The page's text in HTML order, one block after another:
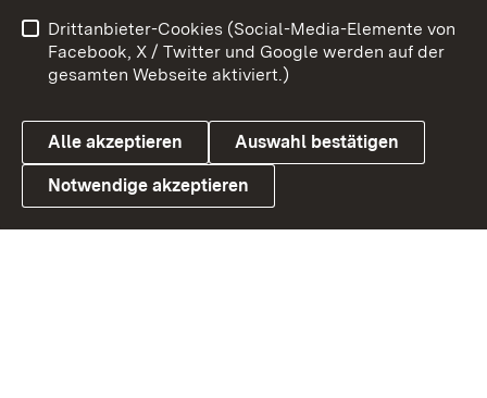
Link zum Landesportal
Barrierefreiheit
Datenschutz
Cookies
Drittanbieter-Cookies (Social-Media-Elemente von
Facebook, X / Twitter und Google werden auf der
gesamten Webseite aktiviert.)
Alle akzeptieren Auswahl bestätigen
Notwendige akzeptieren